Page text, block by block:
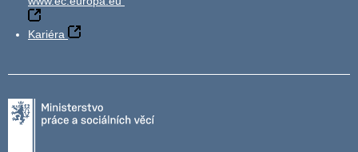
Kariéra